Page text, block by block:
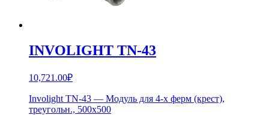
INVOLIGHT TN-43
10,721.00₽
Involight TN-43 — Модуль для 4-х ферм (крест),
треугольн., 500х500